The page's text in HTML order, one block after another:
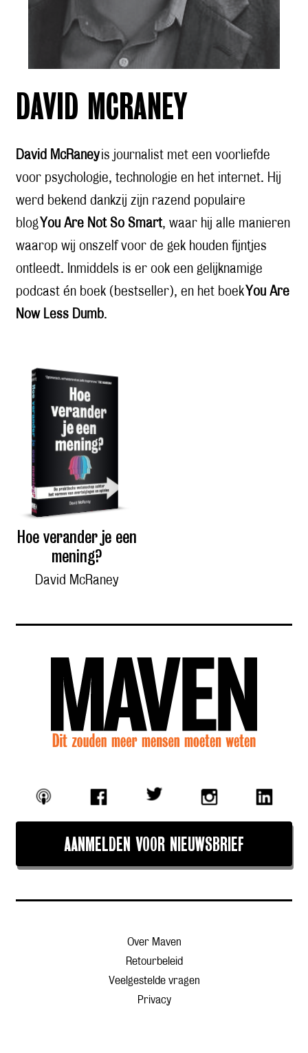
DAVID MCRANEY
David McRaneyis journalist met een voorliefde
voor psychologie, technologie en het internet. Hij
werd bekend dankzij zijn razend populaire
blogYou Are Not So Smart, waar hij alle manieren
waarop wij onszelf voor de gek houden fijntjes
ontleedt. Inmiddels is er ook een gelijknamige
podcast én boek (bestseller), en het boekYou Are
Now Less Dumb.
Hoe verander je een
mening?
David McRaney
AANMELDEN VOOR NIEUWSBRIEF
Over Maven
Retourbeleid
Veelgestelde vragen
Privacy